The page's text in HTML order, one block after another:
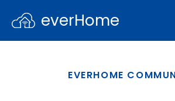
everHome
EVERHOME